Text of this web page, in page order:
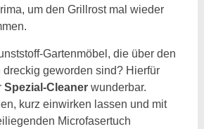
um den Grillrost mal wieder
Gartenmöbel, die über den
geworden sind? Hierfür
Spezial-Cleanerwunderbar.
kurz einwirken lassen und mit
Microfasertuch